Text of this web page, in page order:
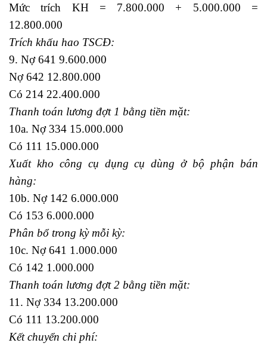
Mức trích KH = 7.800.000 + 5.000.000 =
12.800.000
Trích khấu hao TSCĐ:
9. Nợ 641 9.600.000
Nợ 642 12.800.000
Có 214 22.400.000
Thanh toán lương đợt 1 bằng tiền mặt:
10a. Nợ 334 15.000.000
Có 111 15.000.000
Xuất kho công cụ dụng cụ dùng ở bộ phận bán
hàng:
10b. Nợ 142 6.000.000
Có 153 6.000.000
Phân bổ trong kỳ mỗi kỳ:
10c. Nợ 641 1.000.000
Có 142 1.000.000
Thanh toán lương đợt 2 bằng tiền mặt:
11. Nợ 334 13.200.000
Có 111 13.200.000
Kết chuyển chi phí: